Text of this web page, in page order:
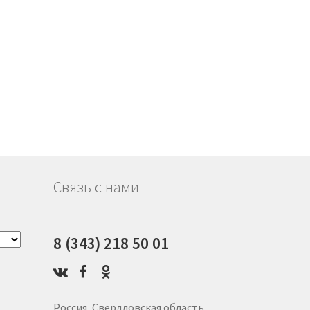
Связь с нами
8 (343) 218 50 01